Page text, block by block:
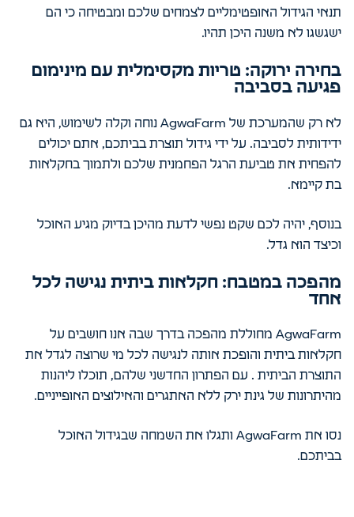
תנאי הגידול האופטימליים לצמחים שלכם ומבטיחה כי הם
ישגשגו לא משנה היכן תהיו.
בחירה ירוקה: טריות מקסימלית עם מינימום
פגיעה בסביבה
לא רק שהמערכת של AgwaFarm נוחה וקלה לשימוש, היא גם
ידידותית לסביבה. על ידי גידול תוצרת בביתכם, אתם יכולים
להפחית את טביעת הרגל הפחמנית שלכם ולתמוך בחקלאות
בת קיימא.
בנוסף, יהיה לכם שקט נפשי לדעת מהיכן בדיוק מגיע האוכל
וכיצד הוא גדל.
מהפכה במטבח: חקלאות ביתית נגישה לכל
אחד
AgwaFarm מחוללת מהפכה בדרך שבה אנו חושבים על
חקלאות ביתית והופכת אותה לנגישה לכל מי שרוצה לגדל את
התוצרת הביתית . עם הפתרון החדשני שלהם, תוכלו ליהנות
מהיתרונות של גינת ירק ללא האתגרים והאילוצים האופייניים.
נסו את AgwaFarm ותגלו את השמחה שבגידול האוכל
בביתכם.